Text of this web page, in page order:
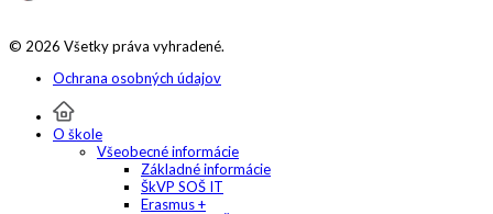
© 2026 Všetky práva vyhradené.
Ochrana osobných údajov
O škole
Všeobecné informácie
Základné informácie
ŠkVP SOŠ IT
Erasmus +